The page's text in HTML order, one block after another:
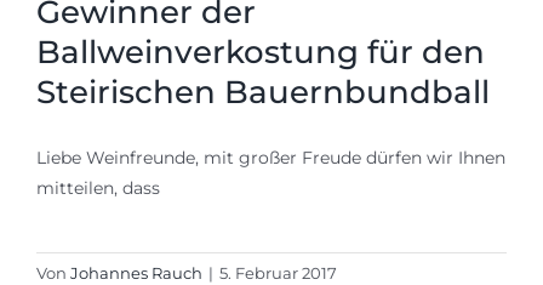
Gewinner der
Ballweinverkostung für den
Steirischen Bauernbundball
Liebe Weinfreunde, mit großer Freude dürfen wir Ihnen
mitteilen, dass
Von Johannes Rauch | 5. Februar 2017